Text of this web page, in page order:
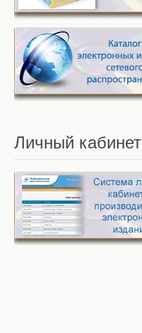
Личный кабинет